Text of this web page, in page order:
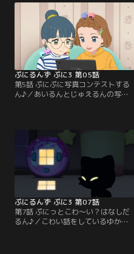
なで行くが、さっそく、えねるん、
らぶるん、うるるん、くーるんとは
ぐれてしまう。 しかも、ぼうけんで
やくに立ちそうなものをもってきた
はずが、どれもこれもつかえないも
のばかり。
ぷにるんず ぷに3 第05話
第5話 ぷにぷに写真コンテストする
ん♪／あいるんとじゅえるんの写真
コンテスト』をかいさい。 ゆかとあ
おいが、しんさいんをすることに。
あいるんたちは、ぷにランドにむか
う。 はじめてのぷにランドに感動す
るじゅえるん。 そして、ペアにわか
れて…。
ぷにるんず ぷに3 第07話
第7話 ぷにっとこわ～い？はなしだ
るん♪／こわい話をしているゆか。